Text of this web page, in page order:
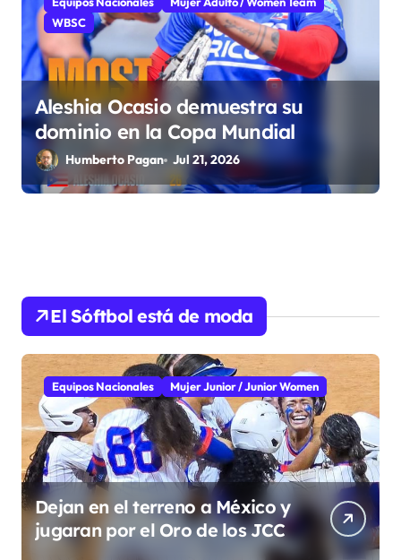
WBSC
Aleshia Ocasio demuestra su
dominio en la Copa Mundial
Humberto Pagan Jul 21, 2026
El Sóftbol está de moda
Equipos Nacionales Mujer Junior / Junior Women
Dejan en el terreno a México y
jugaran por el Oro de los JCC